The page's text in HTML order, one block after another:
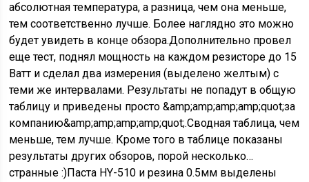
абсолютная температура, а разница, чем она меньше,
тем соответственно лучше. Более наглядно это можно
будет увидеть в конце обзора.Дополнительно провел
еще тест, поднял мощность на каждом резисторе до 15
Ватт и сделал два измерения (выделено желтым) с
теми же интервалами. Результаты не попадут в общую
таблицу и приведены просто &amp;amp;amp;amp;quot;за
компанию&amp;amp;amp;amp;quot;.Сводная таблица, чем
меньше, тем лучше. Кроме того в таблице показаны
результаты других обзоров, порой несколько…
странные :)Паста HY-510 и резина 0.5мм выделены